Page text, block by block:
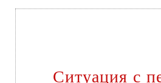
Ситуация с